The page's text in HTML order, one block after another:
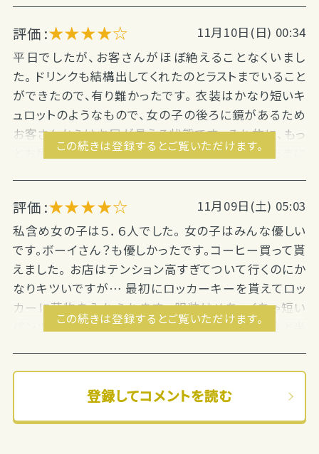
評価 :★★★★☆
11月10日(日) 00:34
平日でしたが、お客さんがほぼ絶えることなくいまし
た。 ドリンクも結構出してくれたのとラストまでいること
ができたので、有り難かったです。 衣装はかなり短いキ
ュロットのようなもので、女の子の後ろに鏡があるため
お客さんからはお尻が見える状態です。 それ故に、もっ
とお尻見せてよみたいなことを言うお客さんもたまに
いくのが大変でしたが、会話にちゃんといれてくださっ
たり裏にいる時は椅子に座らせてくださったりと優しい
方々でした。 お店の前に立つ時間もそんなに長くない
のと、コートを貸してくださったので苦ではありません
でした。 ま...
この続きは登録するとご覧いただけます。
評価 :★★★★☆
11月09日(土) 05:03
私含め女の子は５．６人でした。 女の子はみんな優しい
です。ボーイさん？も優しかったです。コーヒー買って貰
えました。 お店はテンション高すぎてついて行くのにか
なりキツいですが… 最初にロッカーキーを貰えてロッ
カーに荷物を入れられます。 服装はめちゃくちゃ短い
パンツ見えるレベルのスカート（キュロットっぽい）と半
代）は携帯いじれません。 全卓でドリンク頂けました。
かなり良いです。休む間がなか...
この続きは登録するとご覧いただけます。
登録してコメントを読む